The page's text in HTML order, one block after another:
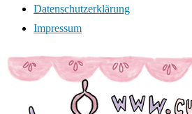
Datenschutzerklärung
Impressum
Zum
Inhalt